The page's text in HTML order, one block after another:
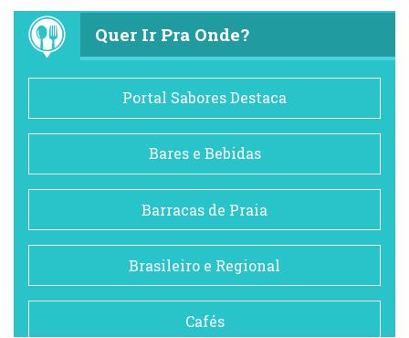
Quer Ir Pra Onde?
Portal Sabores Destaca
Bares e Bebidas
Barracas de Praia
Brasileiro e Regional
Cafés